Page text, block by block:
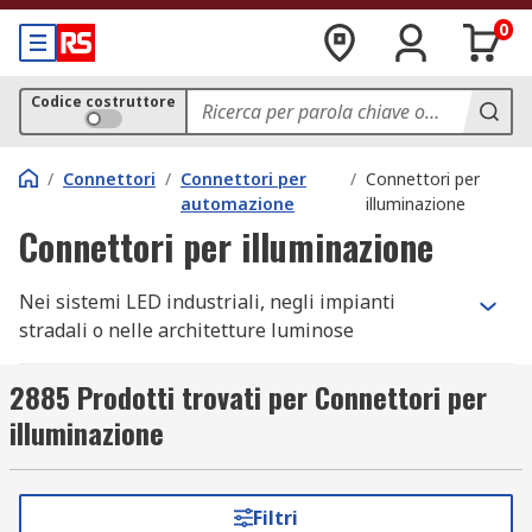
0
Codice costruttore
/ Connettori / Connettori per
automazione
/ Connettori per
illuminazione
Connettori per illuminazione
Nei sistemi LED industriali, negli impianti
stradali o nelle architetture luminose
connettori per cavi elettrici rappresentano la
soluzione standard per collegamenti rapidi, sicuri
e ripetibili. Su RS trovi una gamma completa di
connettori certificati, progettati per resistere a
vibrazioni, umidità, polvere e cicli termici
2885 Prodotti trovati per Connettori per
illuminazione
Filtri